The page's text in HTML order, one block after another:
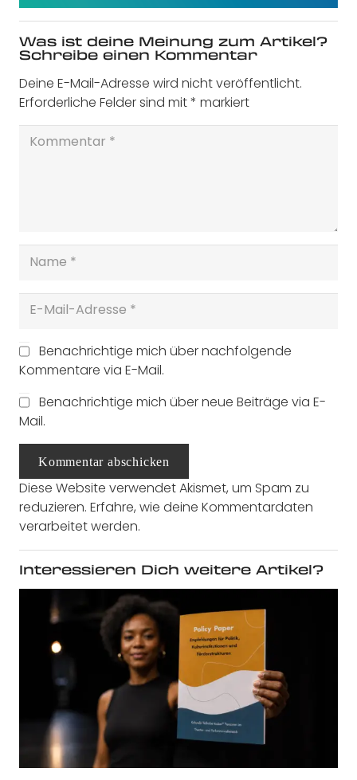
Was ist deine Meinung zum Artikel?
Schreibe einen Kommentar
Deine E-Mail-Adresse wird nicht veröffentlicht.
Erforderliche Felder sind mit* markiert
Benachrichtige mich über nachfolgende
Kommentare via E-Mail.
Benachrichtige mich über neue Beiträge via E-
Mail.
Kommentar abschicken
Diese Website verwendet Akismet, um Spam zu
reduzieren. Erfahre, wie deine Kommentardaten
verarbeitet werden.
Interessieren Dich weitere Artikel?